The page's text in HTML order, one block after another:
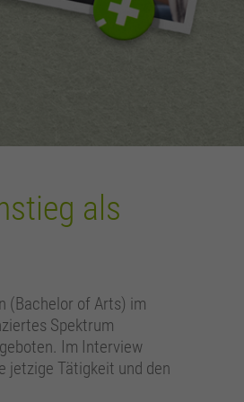
als
(Bachelor of Arts) im
Spektrum
Im Interview
jetzige Tätigkeit und den